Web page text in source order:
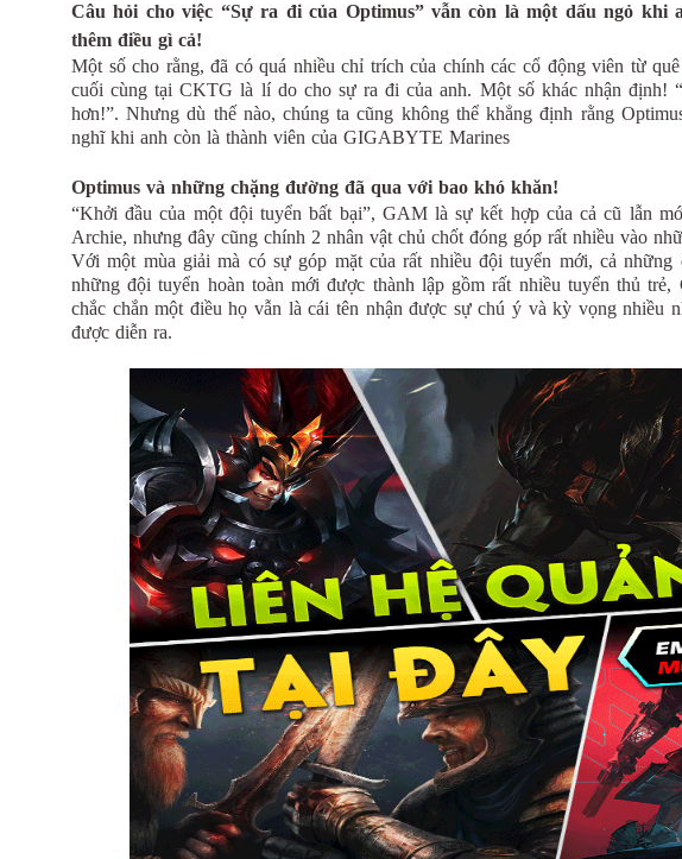
Câu hỏi cho việc “Sự ra đi của Optimus” vẫn còn là một dấu ngỏ
thêm điều gì cả!
Một số cho rằng, đã có quá nhiều chỉ trích của chính các cổ động viên từ
cuối cùng tại CKTG là lí do cho sự ra đi của anh. Một số khác nhận định!
hơn!”. Nhưng dù thế nào, chúng ta cũng không thể khẳng định rằng
nghĩ khi anh còn là thành viên của GIGABYTE Marines
Optimus và những chặng đường đã qua với bao khó khăn!
“Khởi đầu của một đội tuyển bất bại”, GAM là sự kết hợp của cả cũ lẫn
Archie, nhưng đây cũng chính 2 nhân vật chủ chốt đóng góp rất nhiều vào
Với một mùa giải mà có sự góp mặt của rất nhiều đội tuyển mới, cả
những đội tuyển hoàn toàn mới được thành lập gồm rất nhiều tuyển thủ
chắc chắn một điều họ vẫn là cái tên nhận được sự chú ý và kỳ vọng nhiều
được diễn ra.